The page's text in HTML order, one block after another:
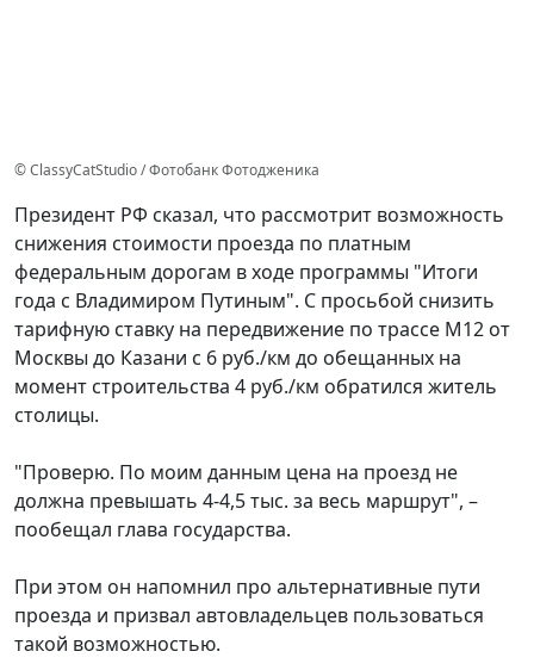
© ClassyCatStudio / Фотобанк Фотодженика
Президент РФ сказал, что рассмотрит возможность
снижения стоимости проезда по платным
федеральным дорогам в ходе программы "Итоги
года с Владимиром Путиным". С просьбой снизить
тарифную ставку на передвижение по трассе М12 от
Москвы до Казани с 6 руб./км до обещанных на
момент строительства 4 руб./км обратился житель
столицы.
"Проверю. По моим данным цена на проезд не
должна превышать 4-4,5 тыс. за весь маршрут", –
пообещал глава государства.
При этом он напомнил про альтернативные пути
проезда и призвал автовладельцев пользоваться
такой возможностью.